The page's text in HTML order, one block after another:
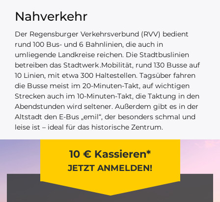
Nahverkehr
Der Regensburger Verkehrsverbund (RVV) bedient
rund 100 Bus- und 6 Bahnlinien, die auch in
umliegende Landkreise reichen. Die Stadtbuslinien
betreiben das Stadtwerk .Mobilität, rund 130 Busse auf
10 Linien, mit etwa 300 Haltestellen. Tagsüber fahren
die Busse meist im 20-Minuten-Takt, auf wichtigen
Strecken auch im 10-Minuten-Takt, die Taktung in den
Abendstunden wird seltener. Außerdem gibt es in der
Altstadt den E-Bus „emil“, der besonders schmal und
leise ist – ideal für das historische Zentrum.
10 € Kassieren*
JETZT ANMELDEN!